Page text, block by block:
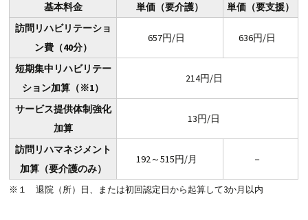
基本料金 単価（要介護）
単価（要支援）
訪問リハビリテーショ
ン費（40分）
657円/日 636円/日
短期集中リハビリテー
ション加算（※1）
214円/日
サービス提供体制強化
加算
13円/日
訪問リハマネジメント
加算（要介護のみ）
192～515円/月 －
※１ 退院（所）日、または初回認定日から起算して3か月以内